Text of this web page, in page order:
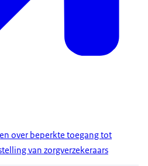
over beperkte toegang tot
van zorgverzekeraars